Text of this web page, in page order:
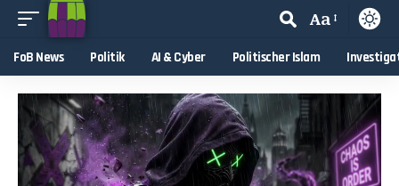
Aa
FoB News Politik AI & Cyber Politischer Islam